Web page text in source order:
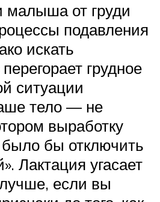
малыша от груди
подавления
искать
грудное
ситуации
тело — не
выработку
бы отключить
Лактация угасает
если вы